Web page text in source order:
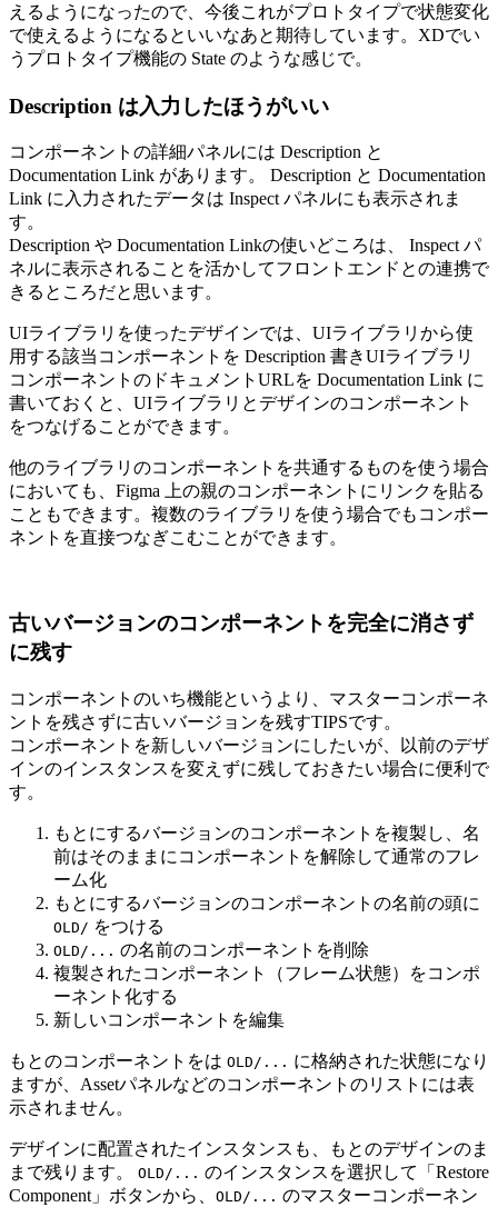
えるようになったので、今後これがプロトタイプで状態変化
で使えるようになるといいなあと期待しています。XDでい
うプロトタイプ機能の State のような感じで。
Description は入力したほうがいい
コンポーネントの詳細パネルには Description と
Documentation Link があります。 Description と Documentation
Link に入力されたデータは Inspect パネルにも表示されま
す。
Description や Documentation Linkの使いどころは、 Inspect パ
ネルに表示されることを活かしてフロントエンドとの連携で
きるところだと思います。
UIライブラリを使ったデザインでは、UIライブラリから使
用する該当コンポーネントを Description 書きUIライブラリ
コンポーネントのドキュメントURLを Documentation Link に
書いておくと、UIライブラリとデザインのコンポーネント
をつなげることができます。
他のライブラリのコンポーネントを共通するものを使う場合
においても、Figma 上の親のコンポーネントにリンクを貼る
こともできます。複数のライブラリを使う場合でもコンポー
ネントを直接つなぎこむことができます。
古いバージョンのコンポーネントを完全に消さず
に残す
コンポーネントのいち機能というより、マスターコンポーネ
ントを残さずに古いバージョンを残すTIPSです。
コンポーネントを新しいバージョンにしたいが、以前のデザ
インのインスタンスを変えずに残しておきたい場合に便利で
す。
もとにするバージョンのコンポーネントを複製し、名
前はそのままにコンポーネントを解除して通常のフレ
ーム化
もとにするバージョンのコンポーネントの名前の頭に
OLD/ をつける
OLD/... の名前のコンポーネントを削除
複製されたコンポーネント（フレーム状態）をコンポ
ーネント化する
新しいコンポーネントを編集
もとのコンポーネントをは OLD/... に格納された状態になり
ますが、Assetパネルなどのコンポーネントのリストには表
示されません。
デザインに配置されたインスタンスも、もとのデザインのま
まで残ります。 OLD/... のインスタンスを選択して「Restore
Component」ボタンから、 OLD/... のマスターコンポーネン